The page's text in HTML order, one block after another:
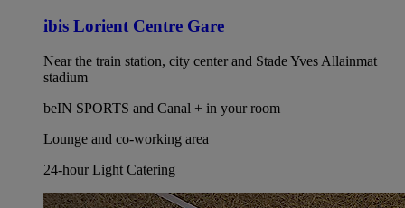
ibis Lorient Centre Gare
Near the train station, city center and Stade Yves Allainmat
stadium
beIN SPORTS and Canal + in your room
Lounge and co-working area
24-hour Light Catering